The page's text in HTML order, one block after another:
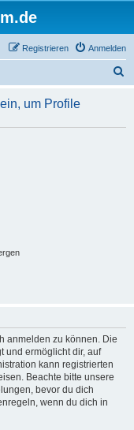
Anmelden
Registrieren
h
um Profile
anmelden zu können. Die
und ermöglicht dir, auf
kann registrierten
Beachte bitte unsere
bevor du dich
wenn du dich in